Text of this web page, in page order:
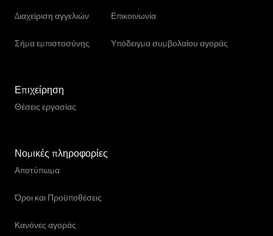
Διαχείριση αγγελιών
Σήμα εμπιστοσύνης
Επικοινωνία
Υπόδειγμα συμβολαίου αγοράς
Επιχείρηση
Θέσεις εργασίας
Νομικές πληροφορίες
Αποτύπωμα
Όροι και Προϋποθέσεις
Κανόνες αγοράς